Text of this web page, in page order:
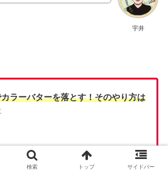
宇井
ラーバターを落とす！そのやり方は
とす！ピンクに染まった髪を茶色に
検索 トップ サイドバー